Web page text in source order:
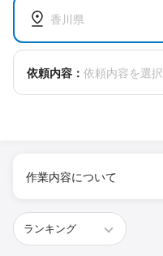
香川県
依頼内容： 依頼内容を選択
作業内容について